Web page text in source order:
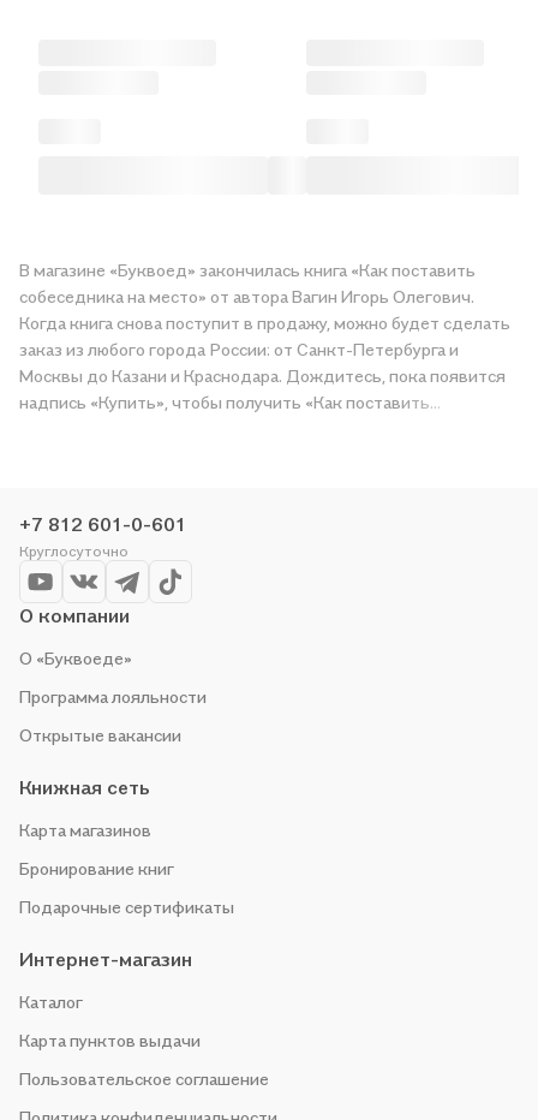
В магазине «Буквоед» закончилась книга «Как поставить
собеседника на место» от автора Вагин Игорь Олегович.
Когда книга снова поступит в продажу, можно будет сделать
заказ из любого города России: от Санкт-Петербурга и
Москвы до Казани и Краснодара. Дождитесь, пока появится
надпись «Купить», чтобы получить «Как поставить
Оставайтесь с нами, чтобы не упустить выгоду!
+7 812 601-0-601
Круглосуточно
О компании
О «Буквоеде»
Программа лояльности
Открытые вакансии
Книжная сеть
Карта магазинов
Бронирование книг
Подарочные сертификаты
Интернет-магазин
Каталог
Карта пунктов выдачи
Пользовательское соглашение